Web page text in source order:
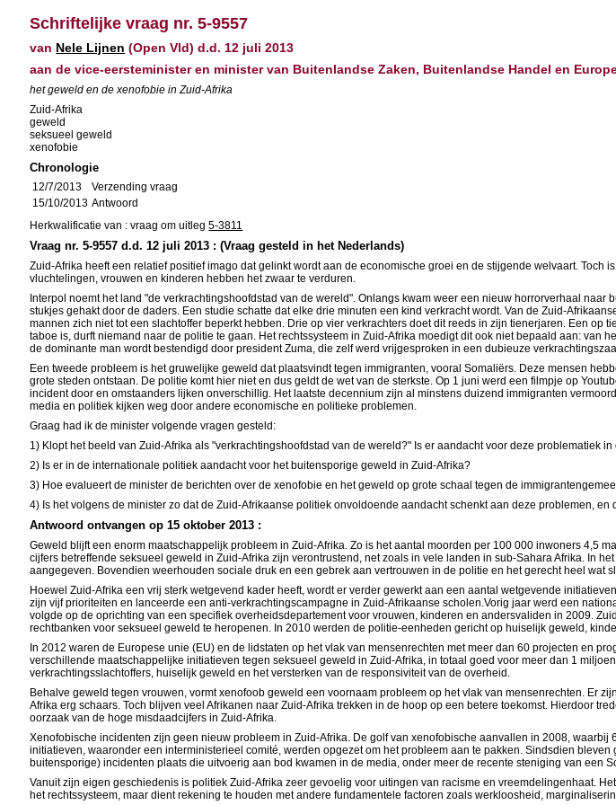
Schriftelijke vraag nr. 5-9557
van Nele Lijnen (Open Vld) d.d. 12 juli 2013
aan de vice-eersteminister en minister van Buitenlandse Zaken, Buitenlandse Handel en
het geweld en de xenofobie in Zuid-Afrika
Zuid-Afrika
geweld
seksueel geweld
xenofobie
Chronologie
12/7/2013
Verzending vraag
15/10/2013 Antwoord
Herkwalificatie van : vraag om uitleg5-3811
Vraag nr. 5-9557 d.d. 12 juli 2013 : (Vraag gesteld in het Nederlands)
Zuid-Afrika heeft een relatief positief imago dat gelinkt wordt aan de economische groei en de stijgende welvaart.
vluchtelingen, vrouwen en kinderen hebben het zwaar te verduren.
Interpol noemt het land "de verkrachtingshoofdstad van de wereld". Onlangs kwam weer een nieuw horrorverhaal
stukjes gehakt door de daders. Een studie schatte dat elke drie minuten een kind verkracht wordt. Van de Zuid-
mannen zich niet tot een slachtoffer beperkt hebben. Drie op vier verkrachters doet dit reeds in zijn tienerjaren. Een
taboe is, durft niemand naar de politie te gaan. Het rechtssysteem in Zuid-Afrika moedigt dit ook niet bepaald aan:
de dominante man wordt bestendigd door president Zuma, die zelf werd vrijgesproken in een dubieuze
Een tweede probleem is het gruwelijke geweld dat plaatsvindt tegen immigranten, vooral Somaliërs. Deze mensen
grote steden ontstaan. De politie komt hier niet en dus geldt de wet van de sterkste. Op 1 juni werd een filmpje op
incident door en omstaanders lijken onverschillig. Het laatste decennium zijn al minstens duizend immigranten
media en politiek kijken weg door andere economische en politieke problemen.
Graag had ik de minister volgende vragen gesteld:
1) Klopt het beeld van Zuid-Afrika als "verkrachtingshoofdstad van de wereld?" Is er aandacht voor deze problematiek
2) Is er in de internationale politiek aandacht voor het buitensporige geweld in Zuid-Afrika?
3) Hoe evalueert de minister de berichten over de xenofobie en het geweld op grote schaal tegen de
4) Is het volgens de minister zo dat de Zuid-Afrikaanse politiek onvoldoende aandacht schenkt aan deze problemen,
Antwoord ontvangen op 15 oktober 2013 :
Geweld blijft een enorm maatschappelijk probleem in Zuid-Afrika. Zo is het aantal moorden per 100 000 inwoners 4,5
cijfers betreffende seksueel geweld in Zuid-Afrika zijn verontrustend, net zoals in vele landen in sub-Sahara Afrika. In
aangegeven. Bovendien weerhouden sociale druk en een gebrek aan vertrouwen in de politie en het gerecht heel wat
Hoewel Zuid-Afrika een vrij sterk wetgevend kader heeft, wordt er verder gewerkt aan een aantal wetgevende
zijn vijf prioriteiten en lanceerde een anti-verkrachtingscampagne in Zuid-Afrikaanse scholen.Vorig jaar werd een
volgde op de oprichting van een specifiek overheidsdepartement voor vrouwen, kinderen en andersvaliden in 2009.
rechtbanken voor seksueel geweld te heropenen. In 2010 werden de politie-eenheden gericht op huiselijk geweld,
In 2012 waren de Europese unie (EU) en de lidstaten op het vlak van mensenrechten met meer dan 60 projecten en
verschillende maatschappelijke initiatieven tegen seksueel geweld in Zuid-Afrika, in totaal goed voor meer dan 1
verkrachtingsslachtoffers, huiselijk geweld en het versterken van de responsiviteit van de overheid.
Behalve geweld tegen vrouwen, vormt xenofoob geweld een voornaam probleem op het vlak van mensenrechten. Er
Afrika erg schaars. Toch blijven veel Afrikanen naar Zuid-Afrika trekken in de hoop op een betere toekomst. Hierdoor
oorzaak van de hoge misdaadcijfers in Zuid-Afrika.
Xenofobische incidenten zijn geen nieuw probleem in Zuid-Afrika. De golf van xenofobische aanvallen in 2008,
initiatieven, waaronder een interministerieel comité, werden opgezet om het probleem aan te pakken. Sindsdien
buitensporige) incidenten plaats die uitvoerig aan bod kwamen in de media, onder meer de recente steniging van
Vanuit zijn eigen geschiedenis is politiek Zuid-Afrika zeer gevoelig voor uitingen van racisme en vreemdelingenhaat.
het rechtssysteem, maar dient rekening te houden met andere fundamentele factoren zoals werkloosheid,